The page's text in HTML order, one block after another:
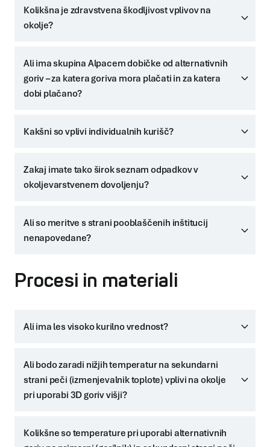
Kolikšna je zdravstvena škodljivost vplivov na
okolje?
Ali ima skupina Alpacem dobičke od alternativnih
goriv – za katera goriva mora plačati in za katera
dobi plačano?
Kakšni so vplivi individualnih kurišč?
Zakaj imate tako širok seznam odpadkov v
okoljevarstvenem dovoljenju?
Ali so meritve s strani pooblaščenih inštitucij
nenapovedane?
Procesi in materiali
Ali ima les visoko kurilno vrednost?
Ali bodo zaradi nižjih temperatur na sekundarni
strani peči (izmenjevalnik toplote) vplivi na okolje
pri uporabi 3D goriv višji?
Kolikšne so temperature pri uporabi alternativnih